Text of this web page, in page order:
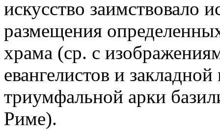
искусство заимствовало
размещения
храма (ср. с
евангелистов и
триумфальной арки
Риме).